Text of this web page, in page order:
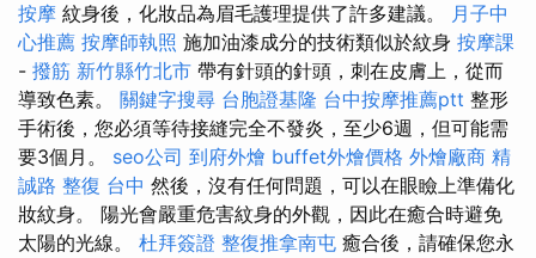
按摩 紋身後，化妝品為眉毛護理提供了許多建議。 月子中
心推薦 按摩師執照 施加油漆成分的技術類似於紋身 按摩課
- 撥筋 新竹縣竹北市 帶有針頭的針頭，刺在皮膚上，從而
導致色素。 關鍵字搜尋 台胞證基隆 台中按摩推薦ptt 整形
手術後，您必須等待接縫完全不發炎，至少6週，但可能需
要3個月。 seo公司 到府外燴 buffet外燴價格 外燴廠商 精
誠路 整復 台中 然後，沒有任何問題，可以在眼瞼上準備化
妝紋身。 陽光會嚴重危害紋身的外觀，因此在癒合時避免
太陽的光線。 杜拜簽證 整復推拿南屯 癒合後，請確保您永